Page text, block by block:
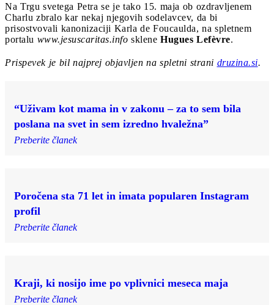
Na Trgu svetega Petra se je tako 15. maja ob ozdravljenem
Charlu zbralo kar nekaj njegovih sodelavcev, da bi
prisostvovali kanonizaciji Karla de Foucaulda, na spletnem
portalu www.jesuscaritas.info sklene Hugues Lefèvre.
Prispevek je bil najprej objavljen na spletni strani druzina.si.
“Uživam kot mama in v zakonu – za to sem bila
poslana na svet in sem izredno hvaležna”
Preberite članek
Poročena sta 71 let in imata popularen Instagram
profil
Preberite članek
Kraji, ki nosijo ime po vplivnici meseca maja
Preberite članek